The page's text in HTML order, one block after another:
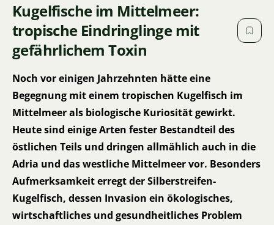
Kugelfische im Mittelmeer:
tropische Eindringlinge mit
gefährlichem Toxin
Noch vor einigen Jahrzehnten hätte eine
Begegnung mit einem tropischen Kugelfisch im
Mittelmeer als biologische Kuriosität gewirkt.
Heute sind einige Arten fester Bestandteil des
östlichen Teils und dringen allmählich auch in die
Adria und das westliche Mittelmeer vor. Besonders
Aufmerksamkeit erregt der Silberstreifen-
Kugelfisch, dessen Invasion ein ökologisches,
wirtschaftliches und gesundheitliches Problem